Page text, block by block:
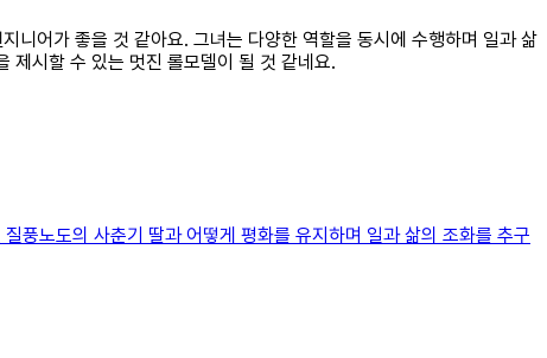
니어가 좋을 것 같아요. 그녀는 다양한 역할을 동시에 수행하며 일과 삶
제시할 수 있는 멋진 롤모델이 될 것 같네요.
풍노도의 사춘기 딸과 어떻게 평화를 유지하며 일과 삶의 조화를 추구